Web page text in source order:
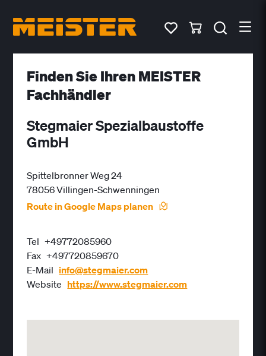
Finden Sie Ihren MEISTER
Fachhändler
Stegmaier Spezialbaustoffe
GmbH
Spittelbronner Weg 24
78056 Villingen-Schwenningen
Route in Google Maps planen
Tel +49772085960
Fax +497720859670
E-Mail info@stegmaier.com
Website https://www.stegmaier.com